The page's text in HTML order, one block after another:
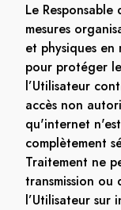
Le
mesures
et physiques
pour protéger
l’Utilisateur
accès non
qu'internet
complètement
Traitement ne
transmission ou
l’Utilisateur sur